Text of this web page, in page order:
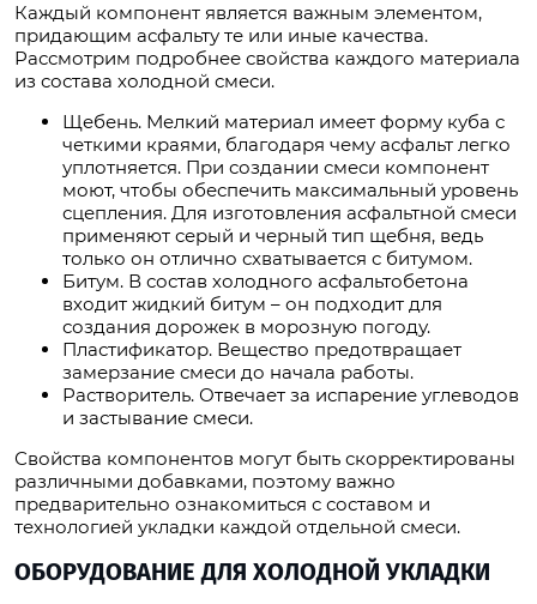
Каждый компонент является важным элементом,
придающим асфальту те или иные качества.
Рассмотрим подробнее свойства каждого материала
из состава холодной смеси.
Щебень. Мелкий материал имеет форму куба с
четкими краями, благодаря чему асфальт легко
уплотняется. При создании смеси компонент
моют, чтобы обеспечить максимальный уровень
сцепления. Для изготовления асфальтной смеси
применяют серый и черный тип щебня, ведь
только он отлично схватывается с битумом.
Битум. В состав холодного асфальтобетона
входит жидкий битум – он подходит для
создания дорожек в морозную погоду.
Пластификатор. Вещество предотвращает
замерзание смеси до начала работы.
Растворитель. Отвечает за испарение углеводов
и застывание смеси.
Свойства компонентов могут быть скорректированы
различными добавками, поэтому важно
предварительно ознакомиться с составом и
технологией укладки каждой отдельной смеси.
ОБОРУДОВАНИЕ ДЛЯ ХОЛОДНОЙ УКЛАДКИ